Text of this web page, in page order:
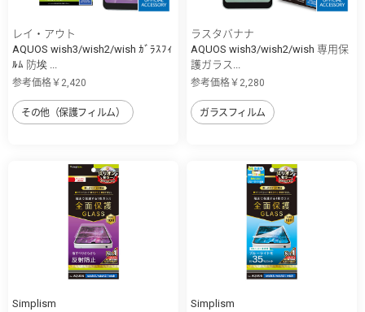
レイ・アウト
AQUOS wish3/wish2/wish ｶﾞﾗｽﾌｨ
ﾙﾑ 防埃 ...
参考価格￥2,420
その他（保護フィルム）
ラスタバナナ
AQUOS wish3/wish2/wish 専用保
護ガラス...
参考価格￥2,280
ガラスフィルム
Simplism
Simplism